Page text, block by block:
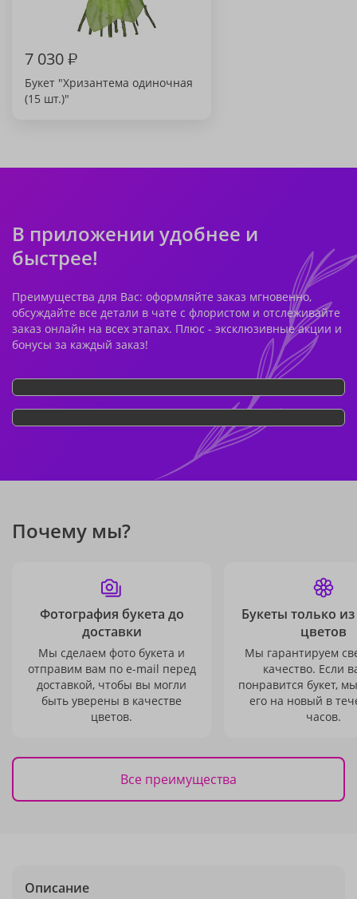
7 030₽
Букет "Хризантема одиночная
(15 шт.)"
В приложении удобнее и
быстрее!
Преимущества для Вас: оформляйте заказ мгновенно,
обсуждайте все детали в чате с флористом и отслеживайте
заказ онлайн на всех этапах. Плюс - эксклюзивные акции и
бонусы за каждый заказ!
Почему мы?
Фотография букета до
доставки
Мы сделаем фото букета и
отправим вам по e-mail перед
доставкой, чтобы вы могли
быть уверены в качестве
цветов.
Букеты только
цветов
Мы гарантируем
качество. Если
понравится букет,
его на новый в
часов.
Все преимущества
Описание